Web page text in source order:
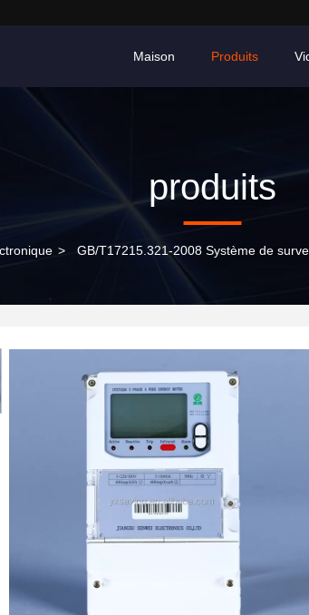
Maison Produits
produits
> GB/T17215.321-2008 Système de